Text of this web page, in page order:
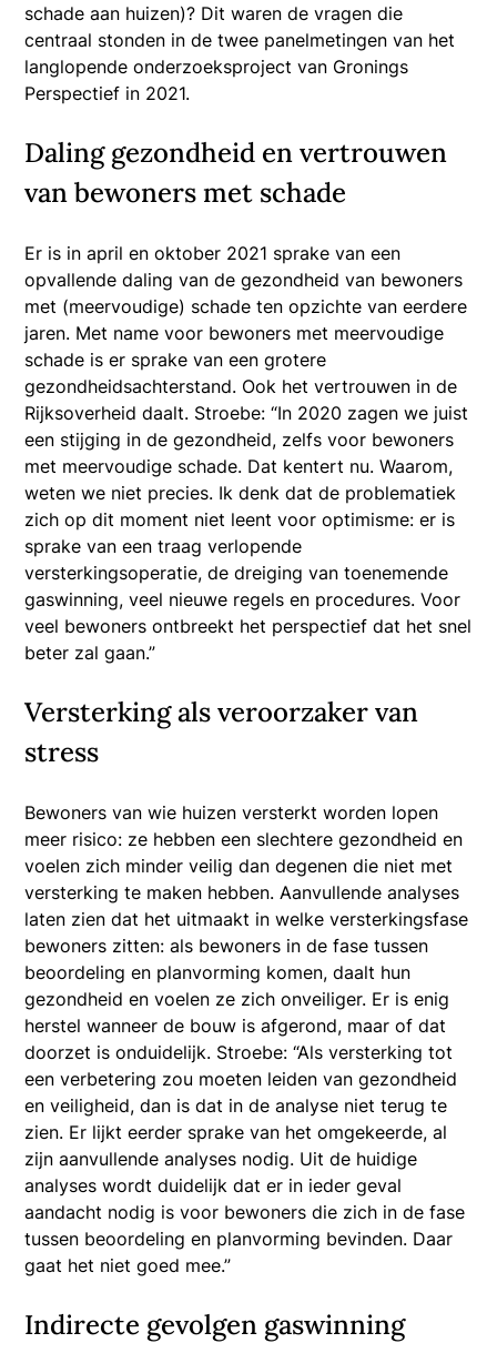
schade aan huizen)? Dit waren de vragen die
centraal stonden in de twee panelmetingen van het
langlopende onderzoeksproject van Gronings
Perspectief in 2021.
Daling gezondheid en vertrouwen
van bewoners met schade
Er is in april en oktober 2021 sprake van een
opvallende daling van de gezondheid van bewoners
met (meervoudige) schade ten opzichte van eerdere
jaren. Met name voor bewoners met meervoudige
schade is er sprake van een grotere
gezondheidsachterstand. Ook het vertrouwen in de
Rijksoverheid daalt. Stroebe: “In 2020 zagen we juist
een stijging in de gezondheid, zelfs voor bewoners
met meervoudige schade. Dat kentert nu. Waarom,
weten we niet precies. Ik denk dat de problematiek
zich op dit moment niet leent voor optimisme: er is
sprake van een traag verlopende
versterkingsoperatie, de dreiging van toenemende
gaswinning, veel nieuwe regels en procedures. Voor
veel bewoners ontbreekt het perspectief dat het snel
beter zal gaan.”
Versterking als veroorzaker van
stress
Bewoners van wie huizen versterkt worden lopen
meer risico: ze hebben een slechtere gezondheid en
voelen zich minder veilig dan degenen die niet met
versterking te maken hebben. Aanvullende analyses
laten zien dat het uitmaakt in welke versterkingsfase
bewoners zitten: als bewoners in de fase tussen
beoordeling en planvorming komen, daalt hun
gezondheid en voelen ze zich onveiliger. Er is enig
herstel wanneer de bouw is afgerond, maar of dat
doorzet is onduidelijk. Stroebe: “Als versterking tot
een verbetering zou moeten leiden van gezondheid
en veiligheid, dan is dat in de analyse niet terug te
zien. Er lijkt eerder sprake van het omgekeerde, al
zijn aanvullende analyses nodig. Uit de huidige
analyses wordt duidelijk dat er in ieder geval
aandacht nodig is voor bewoners die zich in de fase
tussen beoordeling en planvorming bevinden. Daar
gaat het niet goed mee.”
Indirecte gevolgen gaswinning